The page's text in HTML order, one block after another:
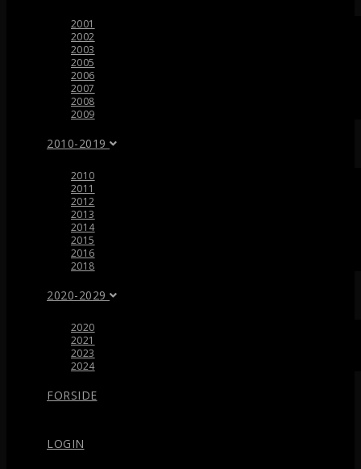
2001
2002
2003
2005
2006
2007
2008
2009
2010-2019
2010
2011
2012
2013
2014
2015
2016
2018
2020-2029
2020
2021
2023
2024
FORSIDE
LOGIN